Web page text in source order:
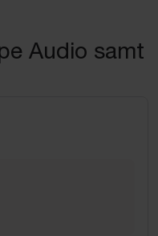
Audio samt